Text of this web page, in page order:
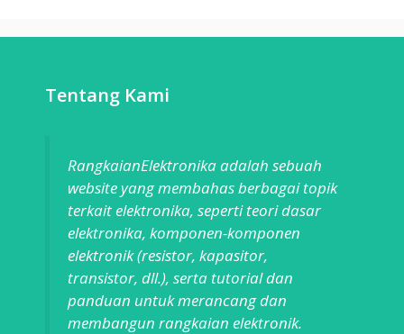
Tentang Kami
RangkaianElektronika adalah sebuah
website yang membahas berbagai topik
terkait elektronika, seperti teori dasar
elektronika, komponen-komponen
elektronik (resistor, kapasitor,
transistor, dll.), serta tutorial dan
panduan untuk merancang dan
membangun rangkaian elektronik.